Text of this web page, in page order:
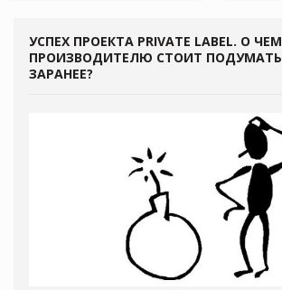
УСПЕХ ПРОЕКТА PRIVATE LABEL. О ЧЕМ
ПРОИЗВОДИТЕЛЮ СТОИТ ПОДУМАТЬ
ЗАРАНЕЕ?